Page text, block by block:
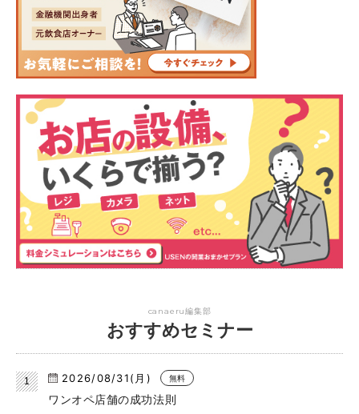
canaeru編集部
おすすめセミナー
2026/08/31(月) 無料
ワンオペ店舗の成功法則